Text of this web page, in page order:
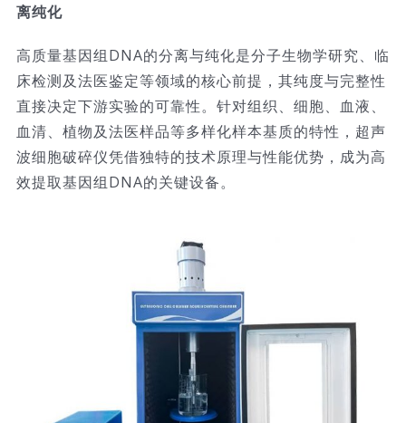
走进瀚翎
技术服务
公司新闻
离纯化
高质量基因组DNA的分离与纯化是分子生物学研究、临
床检测及法医鉴定等领域的核心前提，其纯度与完整性
直接决定下游实验的可靠性。针对组织、细胞、血液、
血清、植物及法医样品等多样化样本基质的特性，超声
波细胞破碎仪凭借独特的技术原理与性能优势，成为高
效提取基因组DNA的关键设备。